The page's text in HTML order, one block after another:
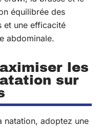
équilibrée des
et une efficacité
abdominale.
les
sur
natation, adoptez une